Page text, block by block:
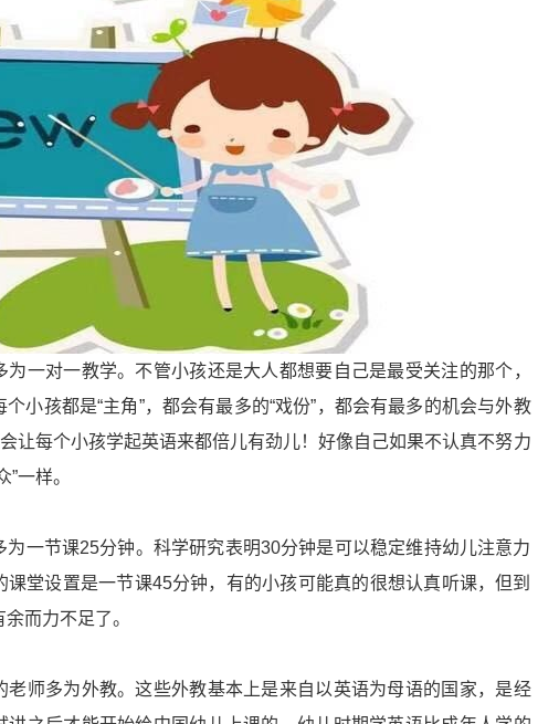
为一对一教学。不管小孩还是大人都想要自己是最受关注的那个，
小孩都是“主角”，都会有最多的“戏份”，都会有最多的机会与外教
让每个小孩学起英语来都倍儿有劲儿！好像自己如果不认真不努力
一样。
为一节课25分钟。科学研究表明30分钟是可以稳定维持幼儿注意力
课堂设置是一节课45分钟，有的小孩可能真的很想认真听课，但到
而力不足了。
老师多为外教。这些外教基本上是来自以英语为母语的国家，是经